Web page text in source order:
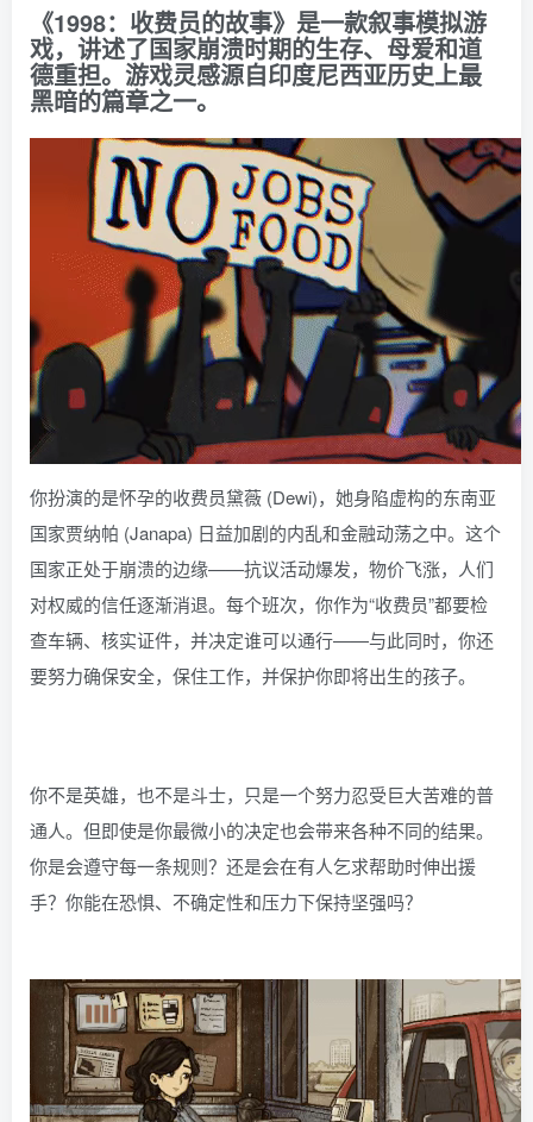
《1998：收费员的故事》是一款叙事模拟游
戏，讲述了国家崩溃时期的生存、母爱和道
德重担。游戏灵感源自印度尼西亚历史上最
黑暗的篇章之一。
你扮演的是怀孕的收费员黛薇 (Dewi)，她身陷虚构的东南亚
国家贾纳帕 (Janapa) 日益加剧的内乱和金融动荡之中。这个
国家正处于崩溃的边缘——抗议活动爆发，物价飞涨，人们
对权威的信任逐渐消退。每个班次，你作为“收费员”都要检
查车辆、核实证件，并决定谁可以通行——与此同时，你还
要努力确保安全，保住工作，并保护你即将出生的孩子。
你不是英雄，也不是斗士，只是一个努力忍受巨大苦难的普
通人。但即使是你最微小的决定也会带来各种不同的结果。
你是会遵守每一条规则？还是会在有人乞求帮助时伸出援
手？你能在恐惧、不确定性和压力下保持坚强吗？